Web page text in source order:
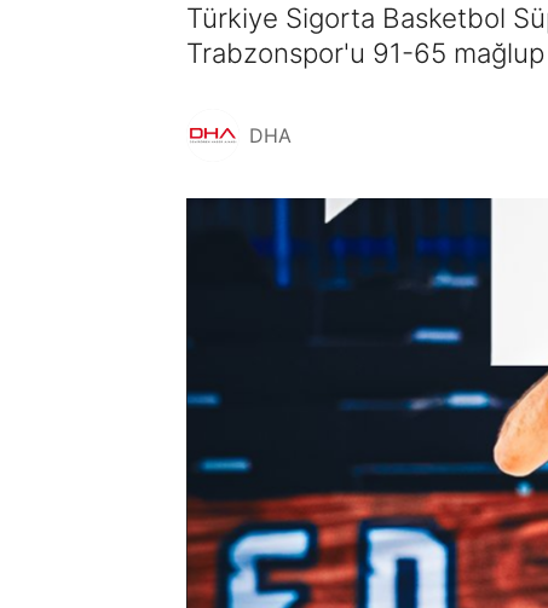
Türkiye Sigorta Basketbol
Trabzonspor'u 91-65
DHA